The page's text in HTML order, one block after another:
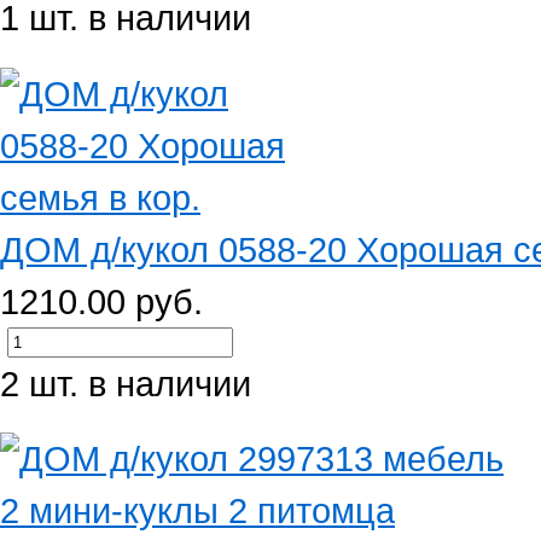
1 шт. в наличии
ДОМ д/кукол 0588-20 Хорошая
1210.00 руб.
2 шт. в наличии